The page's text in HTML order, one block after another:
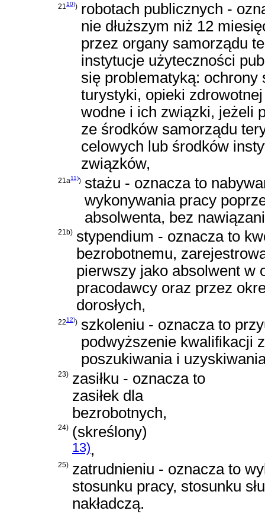
2110)) robotach publicznych -
nie dłuższym niż 12
przez organy samorządu
instytucje użyteczności
się problematyką: ochrony
turystyki, opieki
wodne i ich związki, jeżeli
ze środków samorządu
celowych lub środków
związków,
21a11)) stażu - oznacza to
wykonywania pracy
absolwenta, bez
21b) stypendium - oznacza to
bezrobotnemu,
pierwszy jako absolwent w
pracodawcy oraz przez
dorosłych,
2212)) szkoleniu - oznacza to
podwyższenie kwalifikacji
poszukiwania i
23) zasiłku - oznacza to
zasiłek dla
bezrobotnych,
24) (skreślony)
13),
25) zatrudnieniu - oznacza to
stosunku pracy, stosunku
nakładczą.